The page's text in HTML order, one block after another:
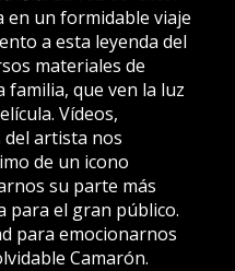
en un formidable viaje
a esta leyenda del
materiales de
que ven la luz
Vídeos,
artista nos
de un icono
su parte más
para el gran público.
para emocionarnos
Camarón.